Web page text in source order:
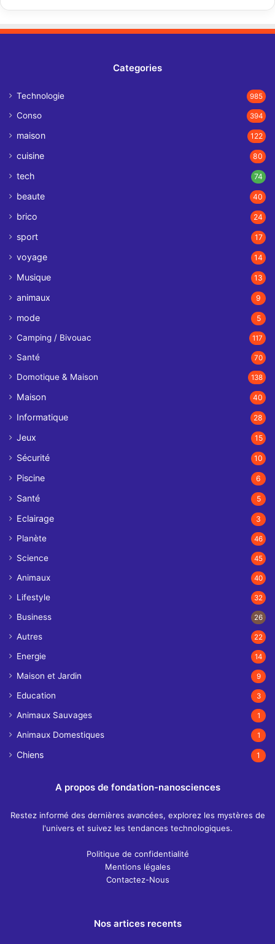
Categories
Technologie 985
Conso 394
maison 122
cuisine 80
tech 74
beaute 40
brico 24
sport 17
voyage 14
Musique 13
animaux 9
mode 5
Camping / Bivouac 117
Santé 70
Domotique & Maison 138
Maison 40
Informatique 28
Jeux 15
Sécurité 10
Piscine 6
Santé 5
Eclairage 3
Planète 46
Science 45
Animaux 40
Lifestyle 32
Business 26
Autres 22
Energie 14
Maison et Jardin 9
Education 3
Animaux Sauvages 1
Animaux Domestiques 1
Chiens 1
A propos de fondation-nanosciences
Restez informé des dernières avancées, explorez les mystères de
l'univers et suivez les tendances technologiques.
Politique de confidentialité
Mentions légales
Contactez-Nous
Nos artices recents